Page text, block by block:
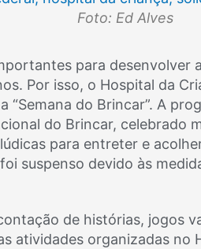
Foto: Ed Alves
para desenvolver
Por isso, o Hospital da
do Brincar”. A
do Brincar, celebrado
para entreter e
suspenso devido às
de histórias, jogos
atividades organizadas no